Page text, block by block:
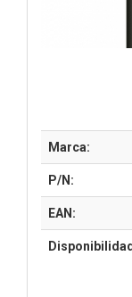
Marca:
P/N:
EAN: